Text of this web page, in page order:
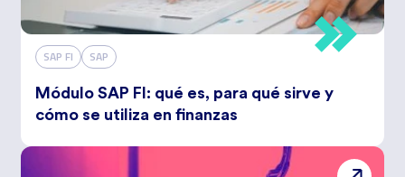
SAP FI SAP
Módulo SAP FI: qué es, para qué sirve y
cómo se utiliza en finanzas